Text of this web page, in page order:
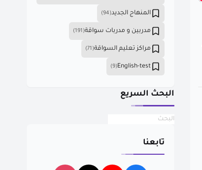
المنهاج الجديد(94)
مدربين و مدربات سواقة(191)
مراكز تعليم السواقة(71)
English-test
(9)
البحث السريع
تابعنا